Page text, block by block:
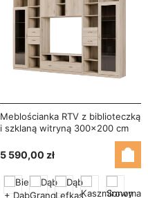
Meblościanka RTV z biblioteczką
i szklaną witryną 300×200 cm
5 590,00 zł